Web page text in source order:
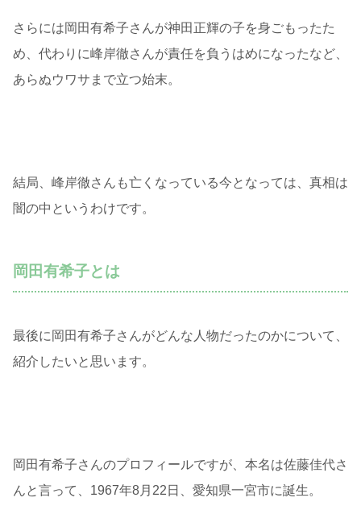
さらには岡田有希子さんが神田正輝の子を身ごもったた
め、代わりに峰岸徹さんが責任を負うはめになったなど、
あらぬウワサまで立つ始末。
結局、峰岸徹さんも亡くなっている今となっては、真相は
闇の中というわけです。
岡田有希子とは
最後に岡田有希子さんがどんな人物だったのかについて、
紹介したいと思います。
岡田有希子さんのプロフィールですが、本名は佐藤佳代さ
んと言って、1967年8月22日、愛知県一宮市に誕生。